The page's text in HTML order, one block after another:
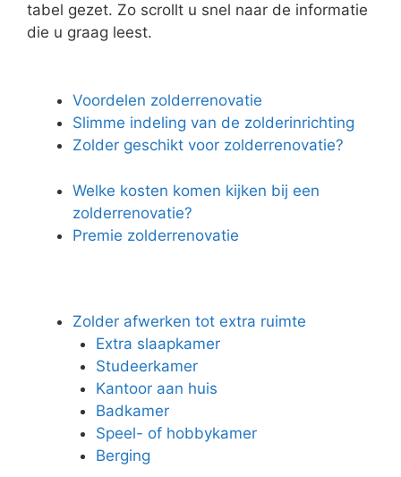
tabel gezet. Zo scrollt u snel naar de informatie
die u graag leest.
Voordelen zolderrenovatie
Slimme indeling van de zolderinrichting
Zolder geschikt voor zolderrenovatie?
Welke kosten komen kijken bij een
zolderrenovatie?
Premie zolderrenovatie
Zolder afwerken tot extra ruimte
Extra slaapkamer
Studeerkamer
Kantoor aan huis
Badkamer
Speel- of hobbykamer
Berging